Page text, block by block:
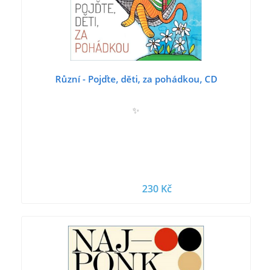
Různí - Pojďte, děti, za pohádkou, CD
✨
230 Kč